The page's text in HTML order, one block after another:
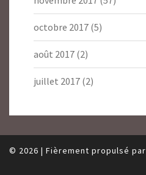
octobre 2017 (5)
août 2017 (2)
juillet 2017 (2)
© 2026 | Fièrement propulsé par